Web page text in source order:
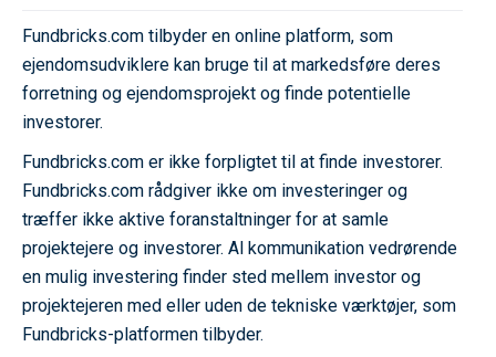
Fundbricks.com tilbyder en online platform, som
ejendomsudviklere kan bruge til at markedsføre deres
forretning og ejendomsprojekt og finde potentielle
investorer.
Fundbricks.com er ikke forpligtet til at finde investorer.
Fundbricks.com rådgiver ikke om investeringer og
træffer ikke aktive foranstaltninger for at samle
projektejere og investorer. Al kommunikation vedrørende
en mulig investering finder sted mellem investor og
projektejeren med eller uden de tekniske værktøjer, som
Fundbricks-platformen tilbyder.